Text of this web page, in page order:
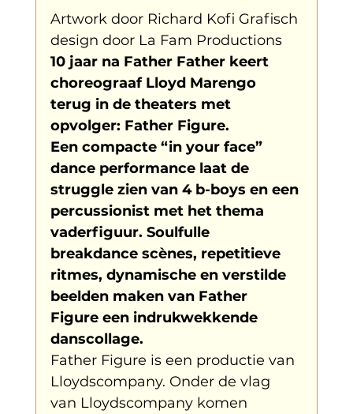
breakin
Father Figure Sribi Switi
New makers Wennah Unbreakable
Lloyds company Nieuws
Voorstellingen
I am my ancestors wildest dreams
Artwork door Richard Kofi Grafisch
design door La Fam Productions
10 jaar na Father Father keert
choreograaf Lloyd Marengo
terug in de theaters met
opvolger: Father Figure.
Een compacte “in your face”
dance performance laat de
struggle zien van 4 b-boys en een
percussionist met het thema
vaderfiguur. Soulfulle
breakdance scènes, repetitieve
ritmes, dynamische en verstilde
beelden maken van Father
Figure een indrukwekkende
danscollage.
Father Figure is een productie van
Lloydscompany. Onder de vlag
van Lloydscompany komen